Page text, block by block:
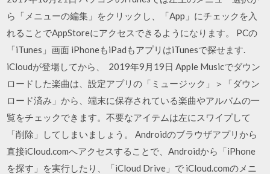
ら「メニューの編集」をクリックし、「App」にチェックを入
れることでAppStoreにアクセスできるようになります。 PCの
「iTunes」画面 iPhoneもiPadもアプリはiTunesで探せます.
iCloudが登場してから、 2019年9月19日 Apple Musicでダウン
ロードした楽曲は、設定アプリの「ミュージック」＞「ダウン
ロード済み」から、端末に保存されている楽曲やアルバムの一
覧をチェックできます。不要なアイテムは左にスワイプして
「削除」してしまいましょう。 Androidのブラウザアプリから
直接iCloud.comへアクセスすることで、Androidから「iPhone
を探す」を実行したり、「iCloud Drive」で iCloud.comのメニ